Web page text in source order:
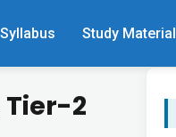
Syllabus Study Material
Tier-2